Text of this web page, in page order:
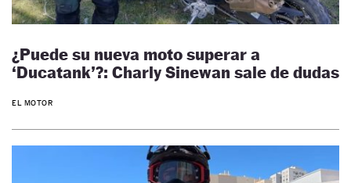
¿Puede su nueva moto superar a
‘Ducatank’?: Charly Sinewan sale de dudas
EL MOTOR